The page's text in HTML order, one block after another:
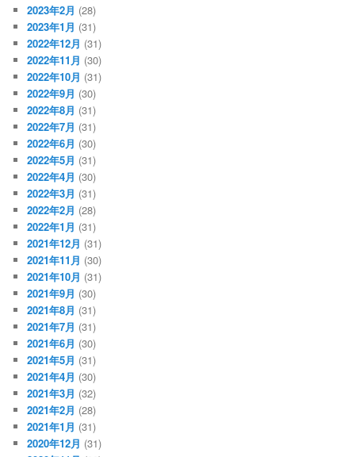
2023年2月 (28)
2023年1月 (31)
2022年12月 (31)
2022年11月 (30)
2022年10月 (31)
2022年9月 (30)
2022年8月 (31)
2022年7月 (31)
2022年6月 (30)
2022年5月 (31)
2022年4月 (30)
2022年3月 (31)
2022年2月 (28)
2022年1月 (31)
2021年12月 (31)
2021年11月 (30)
2021年10月 (31)
2021年9月 (30)
2021年8月 (31)
2021年7月 (31)
2021年6月 (30)
2021年5月 (31)
2021年4月 (30)
2021年3月 (32)
2021年2月 (28)
2021年1月 (31)
2020年12月 (31)